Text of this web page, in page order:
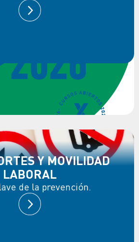
Y MOVILIDAD
LABORAL
de la prevención.